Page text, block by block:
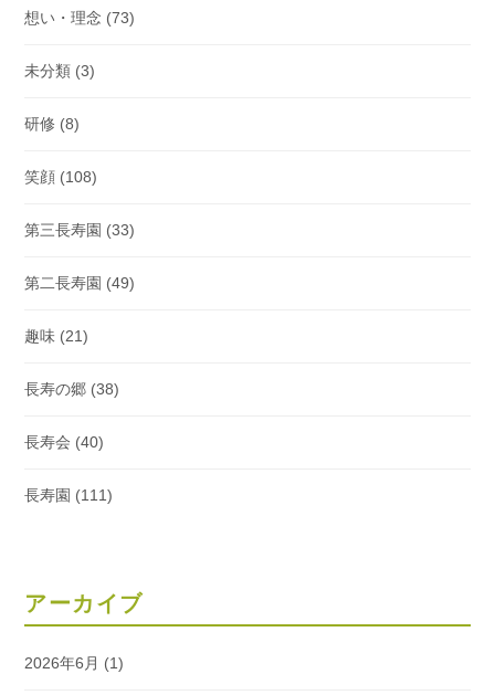
想い・理念 (73)
未分類 (3)
研修 (8)
笑顔 (108)
第三長寿園 (33)
第二長寿園 (49)
趣味 (21)
長寿の郷 (38)
長寿会 (40)
長寿園 (111)
アーカイブ
2026年6月 (1)